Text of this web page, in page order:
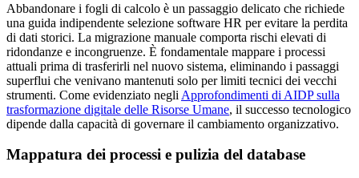
Abbandonare i fogli di calcolo è un passaggio delicato che richiede
una guida indipendente selezione software HR per evitare la perdita
di dati storici. La migrazione manuale comporta rischi elevati di
ridondanze e incongruenze. È fondamentale mappare i processi
attuali prima di trasferirli nel nuovo sistema, eliminando i passaggi
superflui che venivano mantenuti solo per limiti tecnici dei vecchi
strumenti. Come evidenziato negli Approfondimenti di AIDP sulla
trasformazione digitale delle Risorse Umane, il successo tecnologico
dipende dalla capacità di governare il cambiamento organizzativo.
Mappatura dei processi e pulizia del database